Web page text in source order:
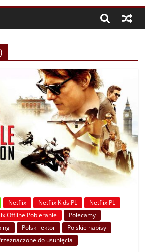
Netflix Netflix Kids PL
Netflix PL
Offline Pobieranie
Polecamy
Polski lektor
Polskie napisy
do usunięcia